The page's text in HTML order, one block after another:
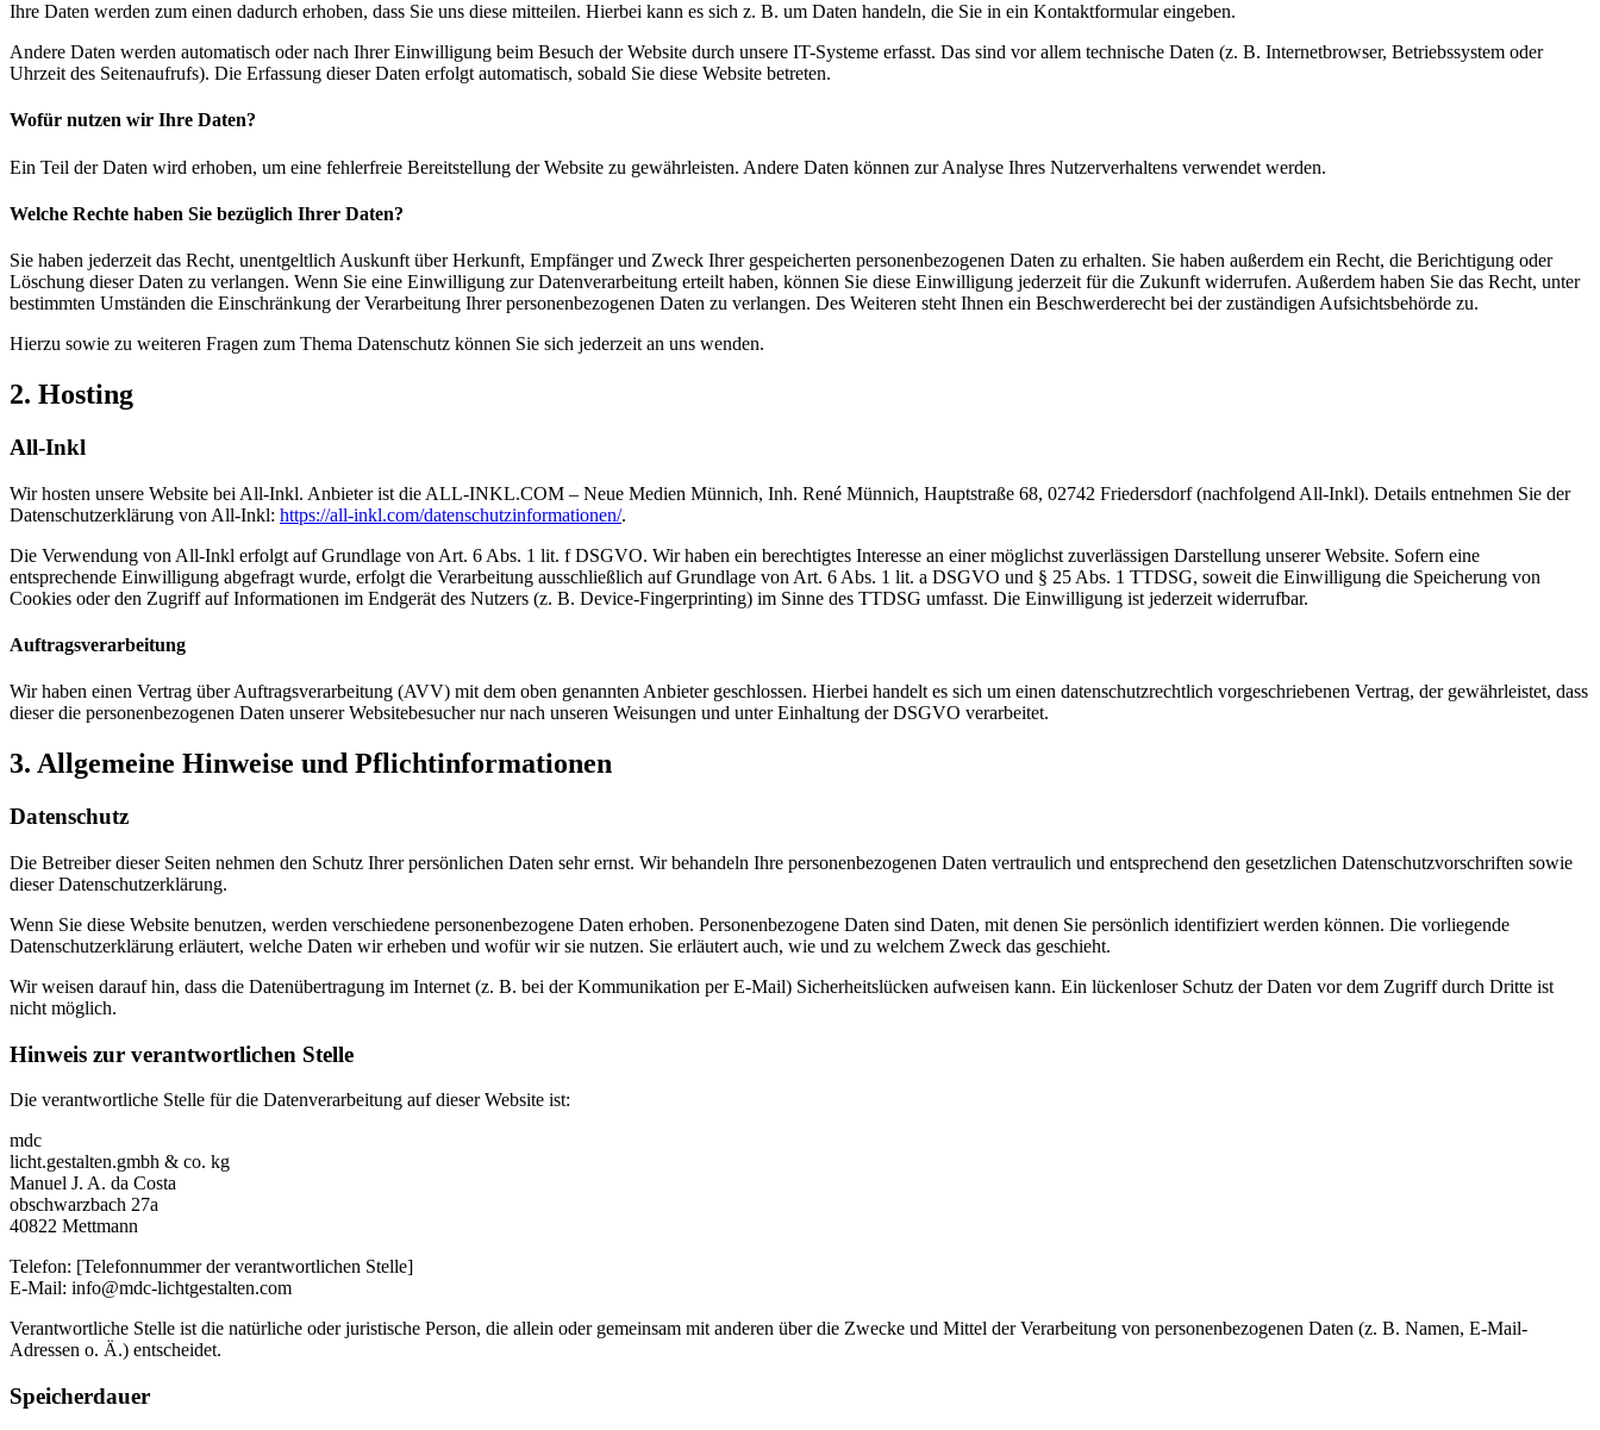
Ihre Daten werden zum einen dadurch erhoben, dass Sie uns diese mitteilen. Hierbei kann es sich z. B. um Daten handeln, die Sie in ein Kontaktformular eingeben.
Andere Daten werden automatisch oder nach Ihrer Einwilligung beim Besuch der Website durch unsere IT-Systeme erfasst. Das sind vor allem technische Daten (z. B. Internetbrowser, Betriebssystem oder
Uhrzeit des Seitenaufrufs). Die Erfassung dieser Daten erfolgt automatisch, sobald Sie diese Website betreten.
Wofür nutzen wir Ihre Daten?
Ein Teil der Daten wird erhoben, um eine fehlerfreie Bereitstellung der Website zu gewährleisten. Andere Daten können zur Analyse Ihres Nutzerverhaltens verwendet werden.
Welche Rechte haben Sie bezüglich Ihrer Daten?
Sie haben jederzeit das Recht, unentgeltlich Auskunft über Herkunft, Empfänger und Zweck Ihrer gespeicherten personenbezogenen Daten zu erhalten. Sie haben außerdem ein Recht, die Berichtigung oder
Löschung dieser Daten zu verlangen. Wenn Sie eine Einwilligung zur Datenverarbeitung erteilt haben, können Sie diese Einwilligung jederzeit für die Zukunft widerrufen. Außerdem haben Sie das Recht, unter
bestimmten Umständen die Einschränkung der Verarbeitung Ihrer personenbezogenen Daten zu verlangen. Des Weiteren steht Ihnen ein Beschwerderecht bei der zuständigen Aufsichtsbehörde zu.
Hierzu sowie zu weiteren Fragen zum Thema Datenschutz können Sie sich jederzeit an uns wenden.
2. Hosting
All-Inkl
Wir hosten unsere Website bei All-Inkl. Anbieter ist die ALL-INKL.COM – Neue Medien Münnich, Inh. René Münnich, Hauptstraße 68, 02742 Friedersdorf (nachfolgend All-Inkl). Details entnehmen Sie der
Datenschutzerklärung von All-Inkl: https://all-inkl.com/datenschutzinformationen/.
Die Verwendung von All-Inkl erfolgt auf Grundlage von Art. 6 Abs. 1 lit. f DSGVO. Wir haben ein berechtigtes Interesse an einer möglichst zuverlässigen Darstellung unserer Website. Sofern eine
entsprechende Einwilligung abgefragt wurde, erfolgt die Verarbeitung ausschließlich auf Grundlage von Art. 6 Abs. 1 lit. a DSGVO und § 25 Abs. 1 TTDSG, soweit die Einwilligung die Speicherung von
Cookies oder den Zugriff auf Informationen im Endgerät des Nutzers (z. B. Device-Fingerprinting) im Sinne des TTDSG umfasst. Die Einwilligung ist jederzeit widerrufbar.
Auftragsverarbeitung
Wir haben einen Vertrag über Auftragsverarbeitung (AVV) mit dem oben genannten Anbieter geschlossen. Hierbei handelt es sich um einen datenschutzrechtlich vorgeschriebenen Vertrag, der gewährleistet, dass
dieser die personenbezogenen Daten unserer Websitebesucher nur nach unseren Weisungen und unter Einhaltung der DSGVO verarbeitet.
3. Allgemeine Hinweise und Pflicht­informationen
Datenschutz
Die Betreiber dieser Seiten nehmen den Schutz Ihrer persönlichen Daten sehr ernst. Wir behandeln Ihre personenbezogenen Daten vertraulich und entsprechend den gesetzlichen Datenschutzvorschriften sowie
dieser Datenschutzerklärung.
Wenn Sie diese Website benutzen, werden verschiedene personenbezogene Daten erhoben. Personenbezogene Daten sind Daten, mit denen Sie persönlich identifiziert werden können. Die vorliegende
Datenschutzerklärung erläutert, welche Daten wir erheben und wofür wir sie nutzen. Sie erläutert auch, wie und zu welchem Zweck das geschieht.
Wir weisen darauf hin, dass die Datenübertragung im Internet (z. B. bei der Kommunikation per E-Mail) Sicherheitslücken aufweisen kann. Ein lückenloser Schutz der Daten vor dem Zugriff durch Dritte ist
nicht möglich.
Hinweis zur verantwortlichen Stelle
Die verantwortliche Stelle für die Datenverarbeitung auf dieser Website ist:
mdc
licht.gestalten.gmbh & co. kg
Manuel J. A. da Costa
obschwarzbach 27a
40822 Mettmann
Telefon: [Telefonnummer der verantwortlichen Stelle]
E-Mail: info@mdc-lichtgestalten.com
Verantwortliche Stelle ist die natürliche oder juristische Person, die allein oder gemeinsam mit anderen über die Zwecke und Mittel der Verarbeitung von personenbezogenen Daten (z. B. Namen, E-Mail-
Adressen o. Ä.) entscheidet.
Speicherdauer